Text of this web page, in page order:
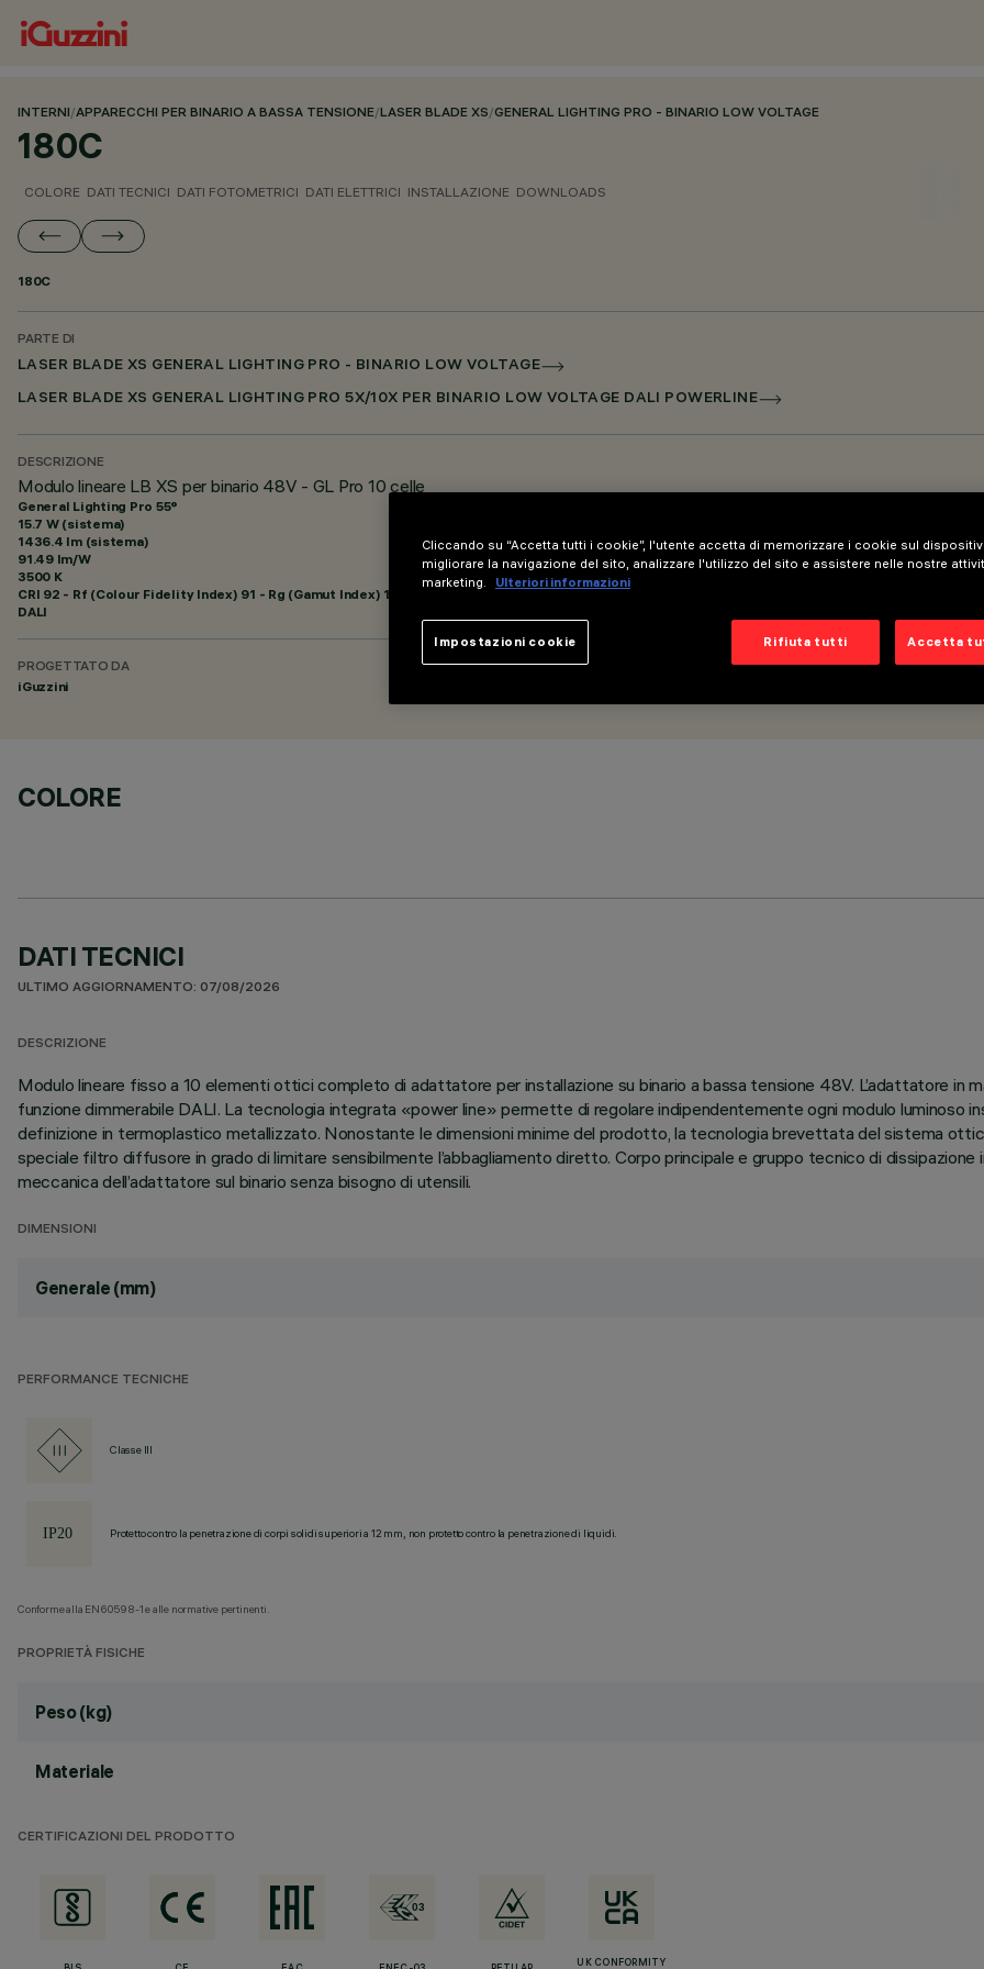
INTERNI/APPARECCHI PER BINARIO A BASSA TENSIONE/LASER BLADE XS/GENERAL LIGHTING PRO - BINARIO LOW VOLTAGE
180C
COLORE DATI TECNICI DATI FOTOMETRICI DATI ELETTRICI INSTALLAZIONE DOWNLOADS
180C
PARTE DI
LASER BLADE XS GENERAL LIGHTING PRO - BINARIO LOW VOLTAGE
LASER BLADE XS GENERAL LIGHTING PRO 5X/10X PER BINARIO LOW VOLTAGE DALI POWERLINE
DESCRIZIONE
Modulo lineare LB XS per binario 48V - GL Pro 10 celle
General Lighting Pro 55°
15.7 W (sistema)
1436.4 lm (sistema)
91.49 lm/W
3500 K
CRI 92 - Rf (Colour Fidelity Index) 91 - Rg (Gamut Index) 102
DALI
PROGETTATO DA
iGuzzini
COLORE
DATI TECNICI
ULTIMO AGGIORNAMENTO: 07/08/2026
DESCRIZIONE
Modulo lineare fisso a 10 elementi ottici completo di adattatore per installazione su binario a bassa tensione 48V. L’adattatore in
funzione dimmerabile DALI. La tecnologia integrata «power line» permette di regolare indipendentemente ogni modulo
definizione in termoplastico metallizzato. Nonostante le dimensioni minime del prodotto, la tecnologia brevettata del sistema
speciale filtro diffusore in grado di limitare sensibilmente l’abbagliamento diretto. Corpo principale e gruppo tecnico di
meccanica dell’adattatore sul binario senza bisogno di utensili.
DIMENSIONI
Generale (mm)
PERFORMANCE TECNICHE
Classe III
Protetto contro la penetrazione di corpi solidi superiori a 12 mm, non protetto contro la penetrazione di liquidi.
Conforme alla EN60598-1 e alle normative pertinenti.
PROPRIETÀ FISICHE
Peso (kg)
Materiale
CERTIFICAZIONI DEL PRODOTTO
UK CONFORMITY
Cliccando su “Accetta tutti i cookie”, l'utente accetta di memorizzare i cookie sul
migliorare la navigazione del sito, analizzare l'utilizzo del sito e assistere nelle nostre
marketing.
Ulteriori informazioni
Rifiuta tutti Accetta
Impostazioni cookie